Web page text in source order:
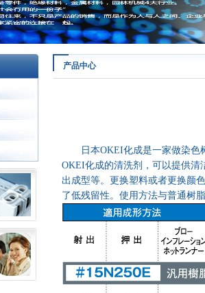
产品中心
日本OKEI化成是一家做染色
OKEI化成的清洗剂，可以提供清
出成型等。更换塑料或者更换颜
了低残留性。使用方法与普通树